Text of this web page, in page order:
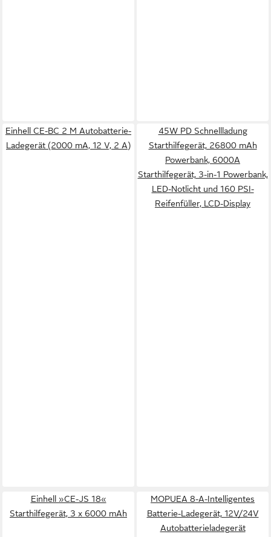
Einhell CE-BC 2 M Autobatterie-
Ladegerät (2000 mA, 12 V, 2 A)
45W PD Schnellladung
Starthilfegerät, 26800 mAh
Powerbank, 6000A
Starthilfegerät, 3-in-1 Powerbank,
LED-Notlicht und 160 PSI-
Reifenfüller, LCD-Display
Einhell »CE-JS 18«
Starthilfegerät, 3 x 6000 mAh
MOPUEA 8-A-Intelligentes
Batterie-Ladegerät, 12V/24V
Autobatterieladegerät